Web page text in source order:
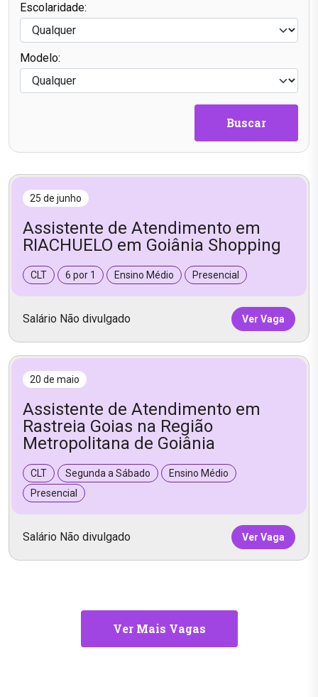
Escolaridade:
Modelo:
Buscar
25 de junho
Assistente de Atendimento em
RIACHUELO em Goiânia Shopping
CLT 6 por 1 Ensino Médio Presencial
Salário Não divulgado Ver Vaga
20 de maio
Assistente de Atendimento em
Rastreia Goias na Região
Metropolitana de Goiânia
CLT Segunda a Sábado
Ensino Médio
Presencial
Salário Não divulgado Ver Vaga
Ver Mais Vagas